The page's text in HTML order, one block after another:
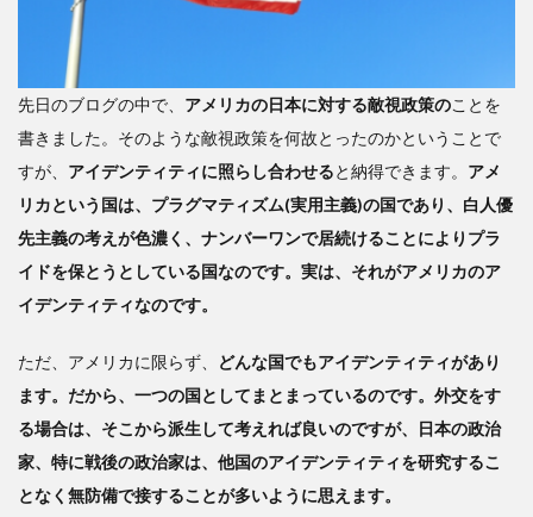
ア防
衛戦
争で
あっ
た
先日のブログの中で、 アメリカの日本に対する敵視政策のことを
書きました。そのような敵視政策を何故とったのかということで
すが、 アイデンティティに照らし合わせると納得できます。 アメ
リカという国は、プラグマティズム(実用主義)の国であり、白人優
先主義の考えが色濃く、ナンバーワンで居続けることによりプラ
イドを保とうとしている国なのです。実は、それがアメリカのア
イデンティティなのです。
ただ、アメリカに限らず、
どんな国でもアイデンティティがあり
ます。だから、一つの国としてまとまっているのです。外交をす
る場合は、そこから派生して考えれば良いのですが、日本の政治
家、特に戦後の政治家は、他国のアイデンティティを研究するこ
となく無防備で接することが多いように思えます。